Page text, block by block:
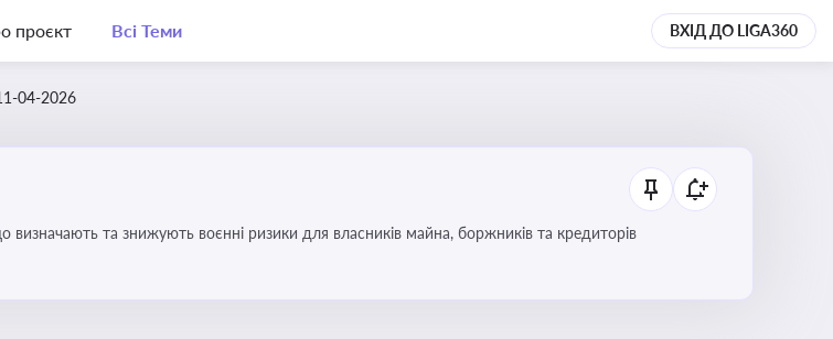
проєкт Всі Теми ВХІД ДО LIGA360
04-2026
визначають та знижують воєнні ризики для власників майна, боржників та кредиторів